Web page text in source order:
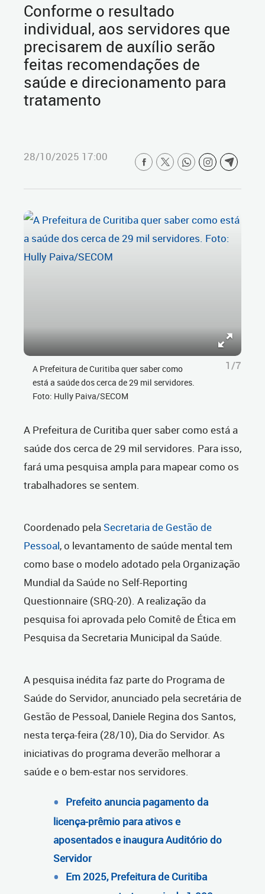
Conforme o resultado
individual, aos servidores que
precisarem de auxílio serão
feitas recomendações de
saúde e direcionamento para
tratamento
28/10/2025 17:00
A Prefeitura de Curitiba quer saber como
está a saúde dos cerca de 29 mil servidores.
Foto: Hully Paiva/SECOM
1/7
A Prefeitura de Curitiba quer saber como está a
saúde dos cerca de 29 mil servidores. Para isso,
fará uma pesquisa ampla para mapear como os
trabalhadores se sentem.
Coordenado pela Secretaria de Gestão de
Pessoal, o levantamento de saúde mental tem
como base o modelo adotado pela Organização
Mundial da Saúde no Self-Reporting
Questionnaire (SRQ-20). A realização da
pesquisa foi aprovada pelo Comitê de Ética em
Pesquisa da Secretaria Municipal da Saúde.
A pesquisa inédita faz parte do Programa de
Saúde do Servidor, anunciado pela secretária de
Gestão de Pessoal, Daniele Regina dos Santos,
nesta terça-feira (28/10), Dia do Servidor. As
iniciativas do programa deverão melhorar a
saúde e o bem-estar nos servidores.
Prefeito anuncia pagamento da
licença-prêmio para ativos e
aposentados e inaugura Auditório do
Servidor
Em 2025, Prefeitura de Curitiba